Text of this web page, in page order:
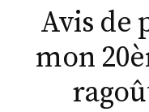
Avis de
mon